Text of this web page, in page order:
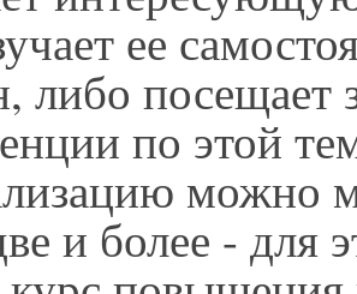
ее
либо посещает
по этой
можно
и более - для